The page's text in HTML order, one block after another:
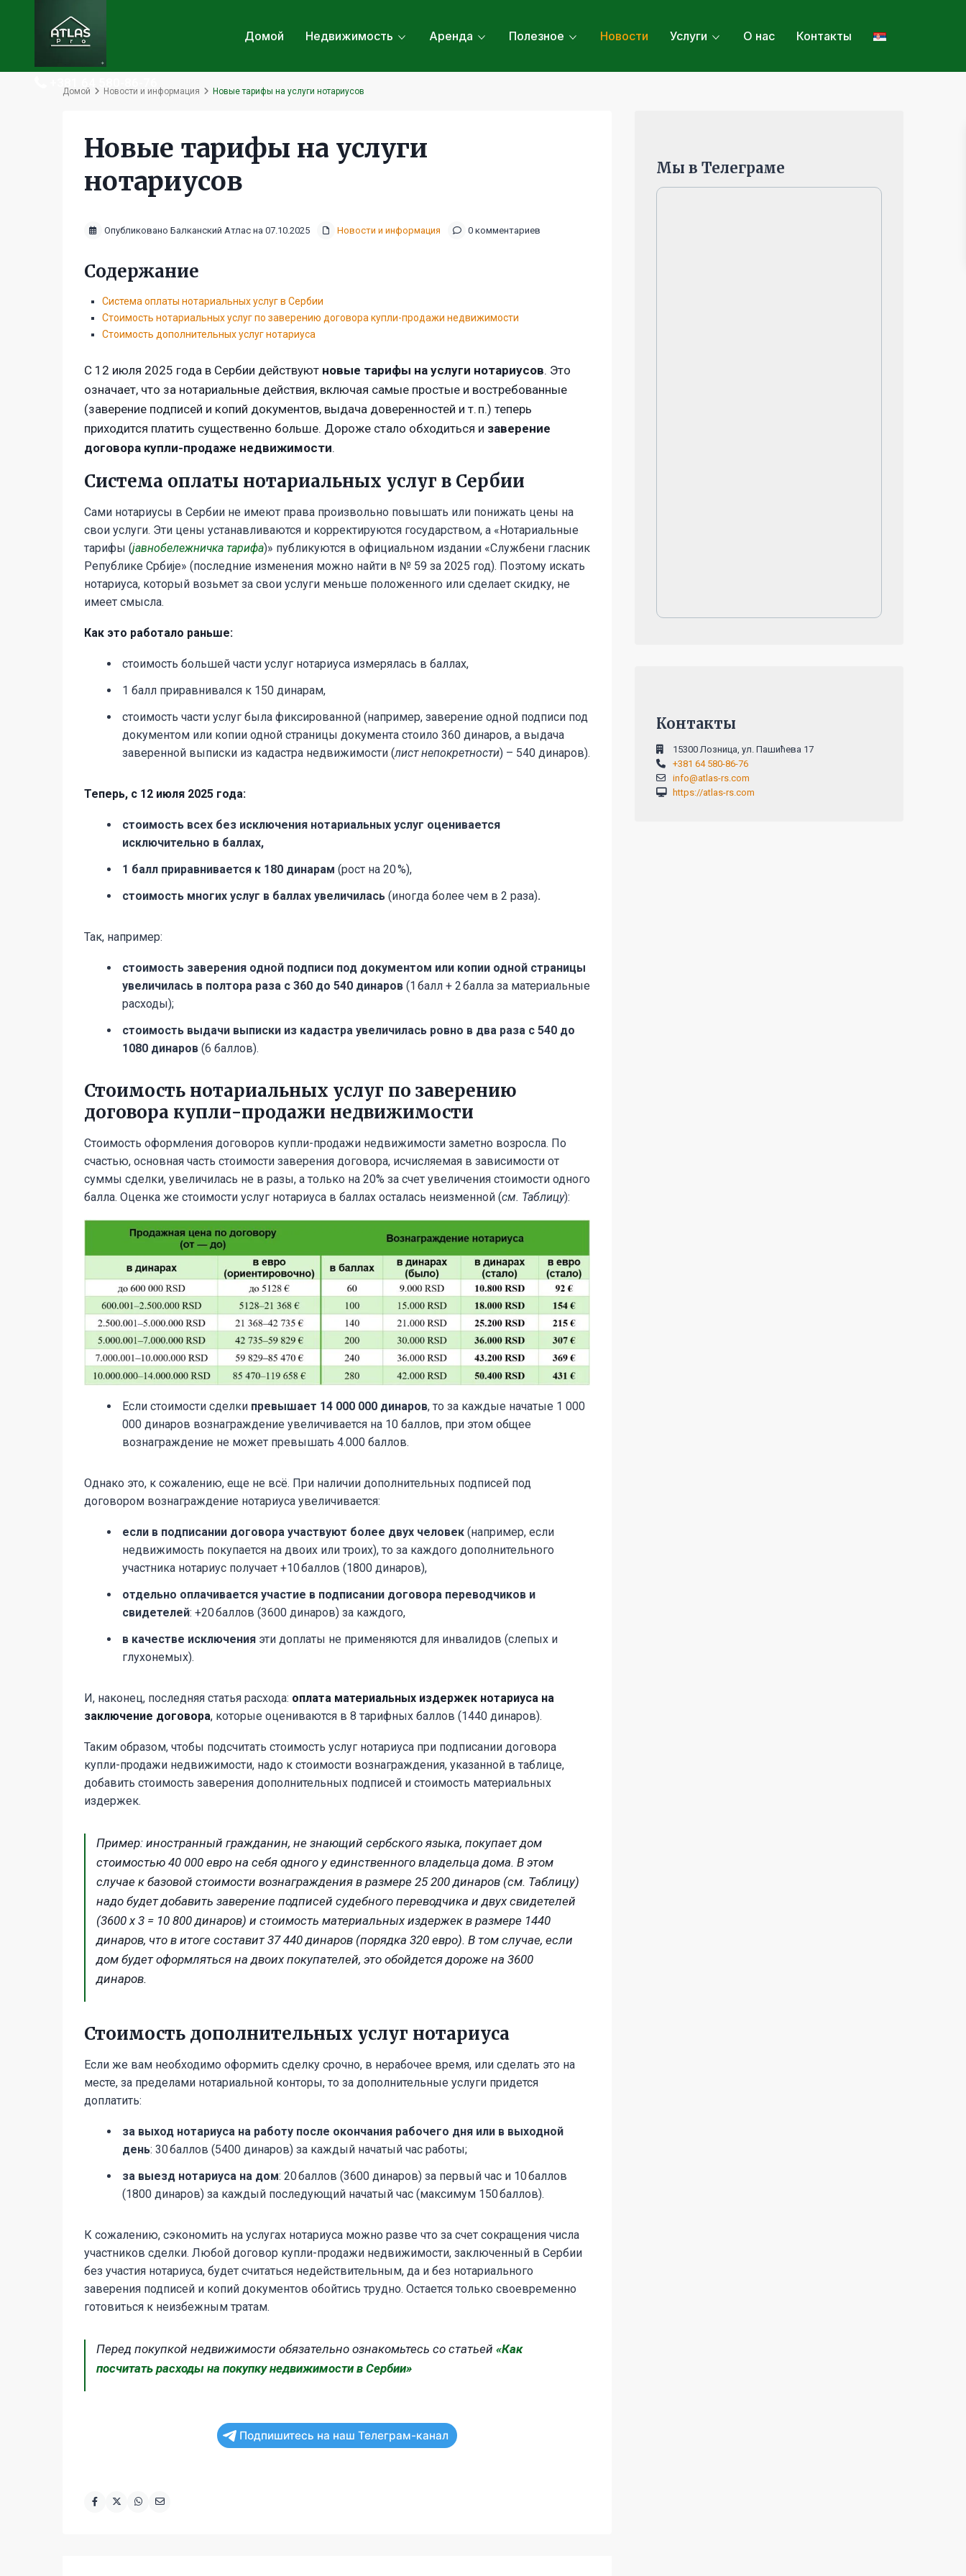
Домой Недвижимость Аренда Полезное Новости Услуги О нас Контакты
Домой Новости и информация Новые тарифы на услуги нотариусов
Новые тарифы на услуги
нотариусов
Опубликовано Балканский Атлас на 07.10.2025 Новости и информация 0 комментариев
Содержание
Система оплаты нотариальных услуг в Сербии
Стоимость нотариальных услуг по заверению договора купли-продажи недвижимости
Стоимость дополнительных услуг нотариуса
С 12 июля 2025 года в Сербии действуют новые тарифы на услуги нотариусов. Это
означает, что за нотариальные действия, включая самые простые и востребованные
(заверение подписей и копий документов, выдача доверенностей и т. п.) теперь
приходится платить существенно больше. Дороже стало обходиться и заверение
договора купли-продаже недвижимости.
Система оплаты нотариальных услуг в Сербии
Сами нотариусы в Сербии не имеют права произвольно повышать или понижать цены на
свои услуги. Эти цены устанавливаются и корректируются государством, а «Нотариальные
тарифы (јавнобележничка тарифа)» публикуются в официальном издании «Службени гласник
Републике Србије» (последние изменения можно найти в № 59 за 2025 год). Поэтому искать
нотариуса, который возьмет за свои услуги меньше положенного или сделает скидку, не
имеет смысла.
Как это работало раньше:
стоимость большей части услуг нотариуса измерялась в баллах,
1 балл приравнивался к 150 динарам,
стоимость части услуг была фиксированной (например, заверение одной подписи под
документом или копии одной страницы документа стоило 360 динаров, а выдача
заверенной выписки из кадастра недвижимости (лист непокретности) – 540 динаров).
Теперь, с 12 июля 2025 года:
стоимость всех без исключения нотариальных услуг оценивается
исключительно в баллах,
1 балл приравнивается к 180 динарам (рост на 20 %),
стоимость многих услуг в баллах увеличилась (иногда более чем в 2 раза).
Так, например:
стоимость заверения одной подписи под документом или копии одной страницы
увеличилась в полтора раза с 360 до 540 динаров (1 балл + 2 балла за материальные
расходы);
стоимость выдачи выписки из кадастра увеличилась ровно в два раза с 540 до
1080 динаров (6 баллов).
Стоимость нотариальных услуг по заверению
договора купли-продажи недвижимости
Стоимость оформления договоров купли-продажи недвижимости заметно возросла. По
счастью, основная часть стоимости заверения договора, исчисляемая в зависимости от
суммы сделки, увеличилась не в разы, а только на 20% за счет увеличения стоимости одного
балла. Оценка же стоимости услуг нотариуса в баллах осталась неизменной (см. Таблицу):
Если стоимости сделки превышает 14 000 000 динаров, то за каждые начатые 1 000
000 динаров вознаграждение увеличивается на 10 баллов, при этом общее
вознаграждение не может превышать 4.000 баллов.
Однако это, к сожалению, еще не всё. При наличии дополнительных подписей под
договором вознаграждение нотариуса увеличивается:
если в подписании договора участвуют более двух человек (например, если
недвижимость покупается на двоих или троих), то за каждого дополнительного
участника нотариус получает +10 баллов (1800 динаров),
отдельно оплачивается участие в подписании договора переводчиков и
свидетелей: +20 баллов (3600 динаров) за каждого,
в качестве исключения эти доплаты не применяются для инвалидов (слепых и
глухонемых).
И, наконец, последняя статья расхода: оплата материальных издержек нотариуса на
заключение договора, которые оцениваются в 8 тарифных баллов (1440 динаров).
Таким образом, чтобы подсчитать стоимость услуг нотариуса при подписании договора
купли-продажи недвижимости, надо к стоимости вознаграждения, указанной в таблице,
добавить стоимость заверения дополнительных подписей и стоимость материальных
издержек.
Пример: иностранный гражданин, не знающий сербского языка, покупает дом
стоимостью 40 000 евро на себя одного у единственного владельца дома. В этом
случае к базовой стоимости вознаграждения в размере 25 200 динаров (см. Таблицу)
надо будет добавить заверение подписей судебного переводчика и двух свидетелей
(3600 х 3 = 10 800 динаров) и стоимость материальных издержек в размере 1440
динаров, что в итоге составит 37 440 динаров (порядка 320 евро). В том случае, если
дом будет оформляться на двоих покупателей, это обойдется дороже на 3600
динаров.
Стоимость дополнительных услуг нотариуса
Если же вам необходимо оформить сделку срочно, в нерабочее время, или сделать это на
месте, за пределами нотариальной конторы, то за дополнительные услуги придется
доплатить:
за выход нотариуса на работу после окончания рабочего дня или в выходной
день: 30 баллов (5400 динаров) за каждый начатый час работы;
за выезд нотариуса на дом: 20 баллов (3600 динаров) за первый час и 10 баллов
(1800 динаров) за каждый последующий начатый час (максимум 150 баллов).
К сожалению, сэкономить на услугах нотариуса можно разве что за счет сокращения числа
участников сделки. Любой договор купли-продажи недвижимости, заключенный в Сербии
без участия нотариуса, будет считаться недействительным, да и без нотариального
заверения подписей и копий документов обойтись трудно. Остается только своевременно
готовиться к неизбежным тратам.
Перед покупкой недвижимости обязательно ознакомьтесь со статьей «Как
посчитать расходы на покупку недвижимости в Сербии»
Подпишитесь на наш Телеграм-канал
Мы в Телеграме
Контакты
15300 Лозница, ул. Пашићева 17
+381 64 580-86-76
info@atlas-rs.com
https://atlas-rs.com